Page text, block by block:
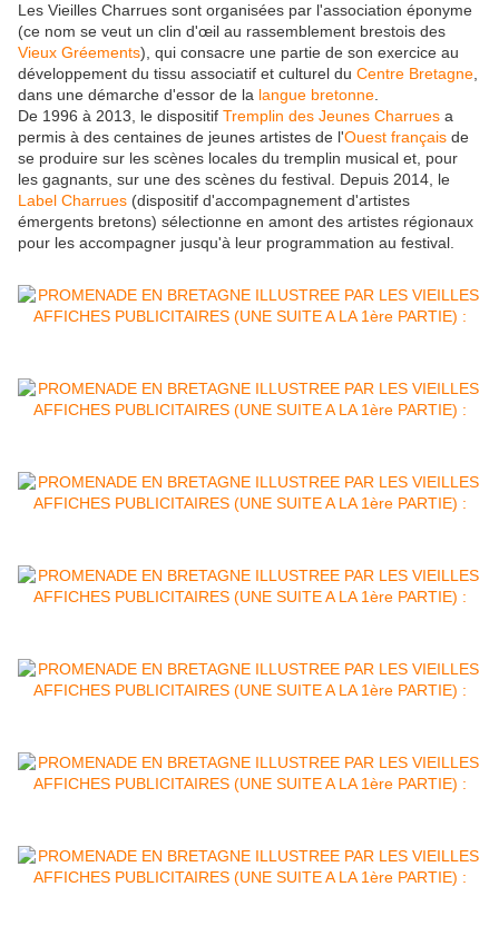
Les Vieilles Charrues sont organisées par l'association éponyme
(ce nom se veut un clin d'œil au rassemblement brestois des
Vieux Gréements), qui consacre une partie de son exercice au
développement du tissu associatif et culturel du Centre Bretagne,
dans une démarche d'essor de la langue bretonne.
De 1996 à 2013, le dispositif Tremplin des Jeunes Charrues a
permis à des centaines de jeunes artistes de l'Ouest français de
se produire sur les scènes locales du tremplin musical et, pour
les gagnants, sur une des scènes du festival. Depuis 2014, le
Label Charrues (dispositif d'accompagnement d'artistes
émergents bretons) sélectionne en amont des artistes régionaux
pour les accompagner jusqu'à leur programmation au festival.